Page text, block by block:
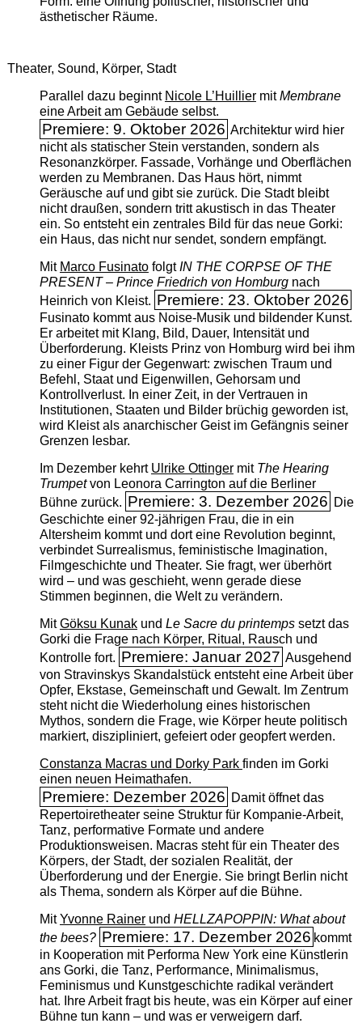
ästhetischer Räume.
Theater, Sound, Körper, Stadt
Parallel dazu beginnt Nicole L’Huilliermit ­Membrane
eine Arbeit am Gebäude selbst.
Premiere: 9. Oktober 2026 Architektur wird hier
nicht als statischer Stein verstanden, sondern als
Resonanzkörper. Fassade, Vorhänge und Oberflächen
werden zu Membranen. Das Haus hört, nimmt
Geräusche auf und gibt sie zurück. Die Stadt bleibt
nicht draußen, sondern tritt akustisch in das Theater
ein. So entsteht ein zentrales Bild für das neue Gorki:
ein Haus, das nicht nur sendet, sondern empfängt.
Mit Marco FusinatofolgtIN THE CORPSE OF THE
PRESENT – Prince Friedrich von Homburgnach
Heinrich von Kleist. Premiere: 23. Oktober 2026
Fusinato kommt aus Noise-Musik und bildender Kunst.
Er arbeitet mit Klang, Bild, Dauer, Intensität und
Überforderung. Kleists Prinz von Homburg wird bei ihm
zu einer Figur der Gegenwart: zwischen Traum und
Befehl, Staat und Eigenwillen, Gehorsam und
Kontrollverlust. In einer Zeit, in der Vertrauen in
Institutionen, Staaten und Bilder brüchig geworden ist,
wird Kleist als anarchischer Geist im Gefängnis seiner
Grenzen lesbar.
Im Dezember kehrt Ulrike Ottingermit The ­Hearing
Trumpetvon Leonora Carrington auf die Berliner
Bühne zurück. Premiere: 3. Dezember 2026 Die
Geschichte einer 92-jährigen Frau, die in ein
Altersheim kommt und dort eine Revolution beginnt,
verbindet Surrealismus, feministische Imagination,
Filmgeschichte und Theater. Sie fragt, wer überhört
wird – und was geschieht, wenn gerade diese
Stimmen beginnen, die Welt zu verändern.
MitGöksu Kunakund Le Sacre du printempssetzt das
Gorki die Frage nach Körper, Ritual, Rausch und
Kontrolle fort. Premiere: Januar 2027 Ausgehend
von Stravinskys Skandalstück entsteht eine Arbeit über
Opfer, Ekstase, Gemeinschaft und Gewalt. Im Zentrum
steht nicht die Wiederholung eines historischen
Mythos, sondern die Frage, wie Körper heute politisch
markiert, diszipliniert, gefeiert oder geopfert werden.
Constanza Macras und Dorky Park finden im Gorki
einen neuen Heimathafen.
Premiere: Dezember 2026 Damit öffnet das
Repertoiretheater seine Struktur für Kompanie-Arbeit,
Tanz, performative Formate und andere
Produktionsweisen. Macras steht für ein Theater des
Körpers, der Stadt, der sozialen Realität, der
Überforderung und der Energie. Sie bringt Berlin nicht
als Thema, sondern als Körper auf die Bühne.
MitYvonne Rainerund HELLZAPOPPIN: What about
the bees? Premiere: 17. Dezember 2026 kommt
in Kooperation mit Performa New York eine Künstlerin
ans Gorki, die Tanz, Performance, Minimalismus,
Feminismus und Kunstgeschichte radikal verändert
hat. Ihre Arbeit fragt bis heute, was ein Körper auf einer
Bühne tun kann – und was er verweigern darf.